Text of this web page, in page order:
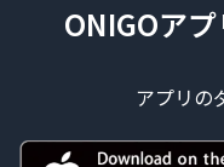
ONIGOア
アプリの